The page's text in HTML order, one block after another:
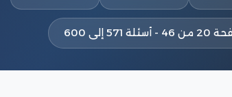
أسئلة 571 إلى 600